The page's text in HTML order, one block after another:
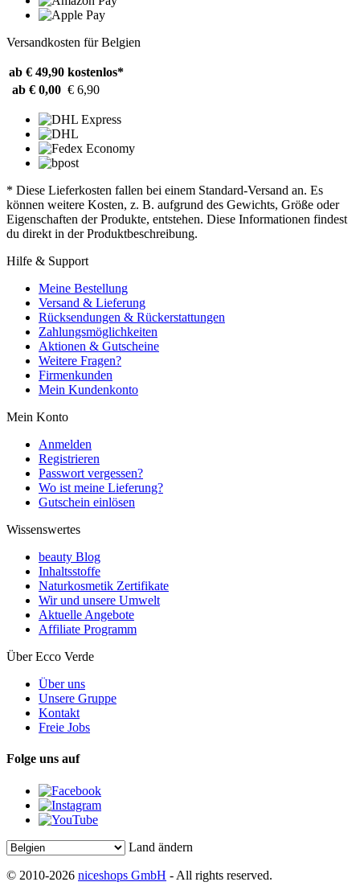
Versandkosten für Belgien
ab € 49,90 kostenlos*
ab € 0,00 € 6,90
* Diese Lieferkosten fallen bei einem Standard-Versand an. Es
können weitere Kosten, z. B. aufgrund des Gewichts, Größe oder
Eigenschaften der Produkte, entstehen. Diese Informationen findest
du direkt in der Produktbeschreibung.
Hilfe & Support
Meine Bestellung
Versand & Lieferung
Rücksendungen & Rückerstattungen
Zahlungsmöglichkeiten
Aktionen & Gutscheine
Weitere Fragen?
Firmenkunden
Mein Kundenkonto
Mein Konto
Anmelden
Registrieren
Passwort vergessen?
Wo ist meine Lieferung?
Gutschein einlösen
Wissenswertes
beauty Blog
Inhaltsstoffe
Naturkosmetik Zertifikate
Wir und unsere Umwelt
Aktuelle Angebote
Affiliate Programm
Über Ecco Verde
Über uns
Unsere Gruppe
Kontakt
Freie Jobs
Folge uns auf
Land ändern
© 2010-2026 niceshops GmbH - All rights reserved.